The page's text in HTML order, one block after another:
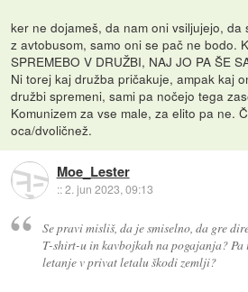
ker ne dojameš, da nam oni vsiljujejo, da
z avtobusom, samo oni se pač ne bodo.
SPREMEBO V DRUŽBI, NAJ JO PA ŠE
Ni torej kaj družba pričakuje, ampak kaj
družbi spremeni, sami pa nočejo tega
Komunizem za vse male, za elito pa ne.
oca/dvoličnež.
Moe_Lester
::2. jun 2023, 09:13
Se pravi misliš, da je smiselno, da gre
T-shirt-u in kavbojkah na pogajanja?
letanje v privat letalu škodi zemlji?